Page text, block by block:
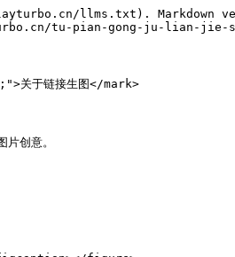
llms.txt). Markdown
tu-pian-gong-ju-lian-jie-
于链接生图</mark>
创意。